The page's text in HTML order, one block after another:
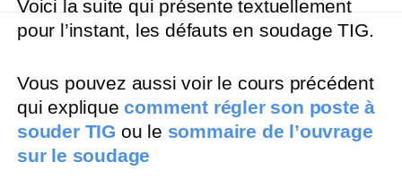
Voici la suite qui présente textuellement
pour l’instant, les défauts en soudage TIG.
Vous pouvez aussi voir le cours précédent
qui expliquecomment régler son poste à
souder TIG ou le sommaire de l’ouvrage
sur le soudage